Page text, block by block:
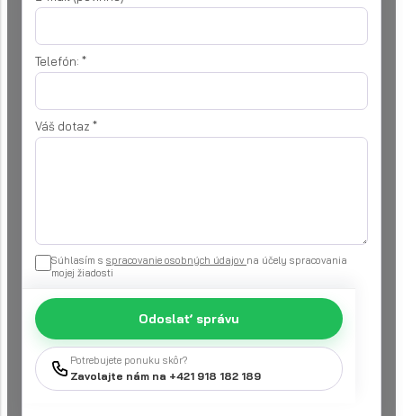
Telefón: *
Váš dotaz *
Súhlasím s spracovanie osobných údajov na účely spracovania
mojej žiadosti
Odoslať správu
Potrebujete ponuku skôr?
Zavolajte nám na +421 918 182 189